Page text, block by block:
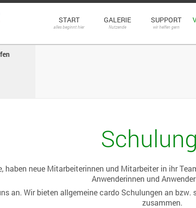
START
alles beginnt hier
GALERIE
Nutzende
SUPPORT
wir helfen gern
haben neue Mitarbeiterinnen und Mitarbeiter in ihr
Anwenderinnen und
an. Wir bieten allgemeine cardo Schulungen an
zusammen.